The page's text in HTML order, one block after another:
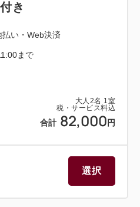
大人 2名 1室
税・サービス料込
合計 82,000 円
き
払い・Web決済
まで
選択